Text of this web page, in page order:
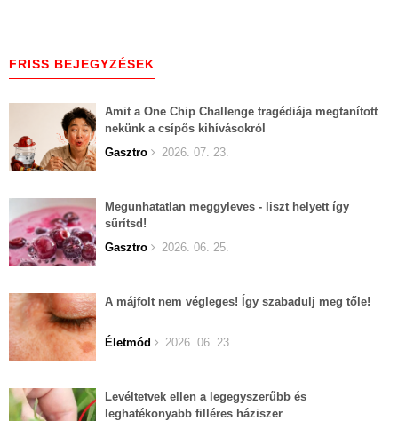
FRISS BEJEGYZÉSEK
Amit a One Chip Challenge tragédiája megtanított
nekünk a csípős kihívásokról
Gasztro
2026. 07. 23.
Megunhatatlan meggyleves - liszt helyett így
sűrítsd!
Gasztro
2026. 06. 25.
A májfolt nem végleges! Így szabadulj meg tőle!
Életmód 2026. 06. 23.
Levéltetvek ellen a legegyszerűbb és
leghatékonyabb filléres háziszer